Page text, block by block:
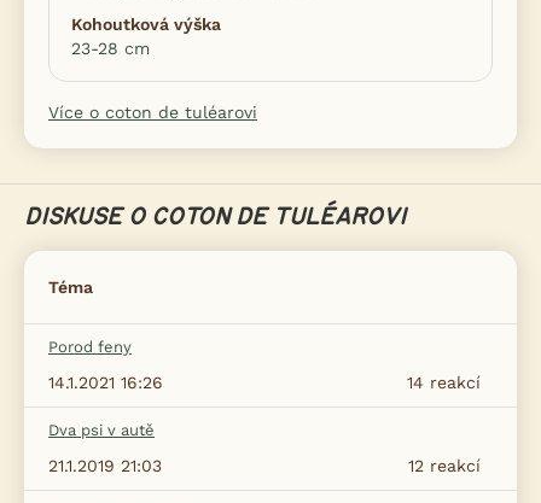
Kohoutková výška
23-28 cm
Více o coton de tuléarovi
DISKUSE O COTON DE TULÉAROVI
Téma
Porod feny
14 reakcí
14.1.2021 16:26
Dva psi v autě
12 reakcí
21.1.2019 21:03